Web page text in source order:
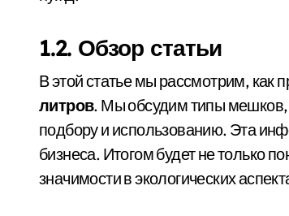
1.2. Обзор статьи
В этой статье мы рассмотрим, как
литров. Мы обсудим типы мешков,
подбору и использованию. Эта
бизнеса. Итогом будет не только
значимости в экологических